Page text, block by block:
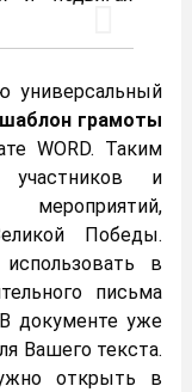
универсальный
шаблон грамоты
WORD. Таким
и
Победы.
в
письма
документе уже
Вашего текста.
открыть в